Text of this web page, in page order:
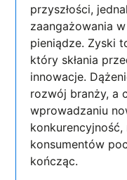
przyszłości,
zaangażowania
pieniądze. Zyski
który skłania
innowacje.
rozwój branży, a
wprowadzaniu
konsumentów
kończąc.